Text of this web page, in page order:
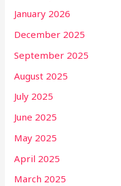
January 2026
December 2025
September 2025
August 2025
July 2025
June 2025
May 2025
April 2025
March 2025